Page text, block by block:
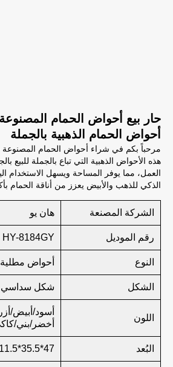
حار بيع أحواض الحمام
أحواض الحمام الذهبية بالجملة
مرحباً بكم في شراء أحواض الحمام
هذه الأحواض الذهبية التي تباع بالجملة للبيع
العمل، مما يوفر المساحة ويسهل الاستخدام
الذكي للذهب والأبيض يعزز من أناقة الحمام
الشركة المصنعة هان يو
رقم الموديل HY-8184GY
النوع أحواض مطلية
الشكل شكل سداسي
اللون
أسود/أبيض/
أخضر/بني/
البُعد 47*35.5*11.5